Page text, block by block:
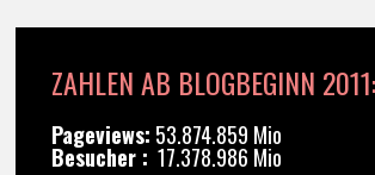
ZAHLEN AB BLOGBEGINN 2011:
Pageviews: 53.874.859 Mio
Besucher : 17.378.986 Mio